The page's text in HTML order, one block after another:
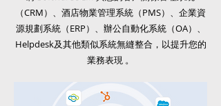
（CRM）、酒店物業管理系統（PMS）、企業資
源規劃系統（ERP）、辦公自動化系統（OA）、
Helpdesk及其他類似系統無縫整合，以提升您的
業務表現 。